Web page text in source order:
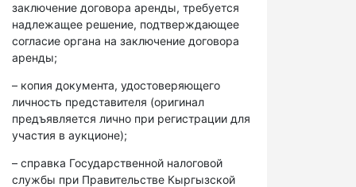
заключение договора аренды, требуется
надлежащее решение, подтверждающее
согласие органа на заключение договора
аренды;
– копия документа, удостоверяющего
личность представителя (оригинал
предъявляется лично при регистрации для
участия в аукционе);
– справка Государственной налоговой
службы при Правительстве Кыргызской